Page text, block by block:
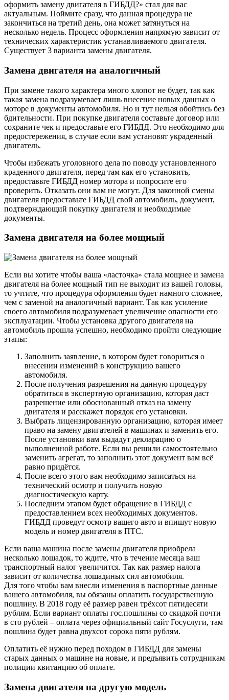
оформить замену двигателя в ГИБДД?» стал для вас
актуальным. Поймите сразу, что данная процедура не
закончиться на третий день, она может затянуться на
несколько недель. Процесс оформления напрямую зависит от
технических характеристик устанавливаемого двигателя.
Существует 3 варианта замены двигателя.
Замена двигателя на аналогичный
При замене такого характера много хлопот не будет, так как
такая замена подразумевает лишь внесение новых данных о
моторе в документы автомобиля. Но и тут нельзя обойтись без
бдительности. При покупке двигателя составьте договор или
сохраните чек и предоставьте его ГИБДД. Это необходимо для
предостережения, в случае если вам установят украденный
двигатель.
Чтобы избежать уголовного дела по поводу установленного
краденного двигателя, перед там как его установить,
предоставьте ГИБДД номер мотора и попросите его
проверить. Отказать они вам не могут. Для законной смены
двигателя предоставьте ГИБДД свой автомобиль, документ,
подтверждающий покупку двигателя и необходимые
документы.
Замена двигателя на более мощный
Если вы хотите чтобы ваша «ласточка» стала мощнее и замена
двигателя на более мощный тип не выходит из вашей головы,
то учтите, что процедура оформления будет намного сложнее,
чем с заменой на аналогичный вариант. Так как усиление
своего автомобиля подразумевает увеличение опасности его
эксплуатации. Чтобы установка другого двигателя на
автомобиль прошла успешно, необходимо пройти следующие
этапы:
Заполнить заявление, в котором будет говориться о
внесении изменений в конструкцию вашего
автомобиля.
После получения разрешения на данную процедуру
обратиться в экспертную организацию, которая даст
разрешение или обоснованный отказ на замену
двигателя и расскажет порядок его установки.
Выбрать лицензированную организацию, которая имеет
право на замену двигателей в машинах и заменить его.
После установки вам выдадут декларацию о
выполненной работе. Если вы решили самостоятельно
заменить агрегат, то заполнить этот документ вам всё
равно придётся.
После всего этого вам необходимо записаться на
технический осмотр и получить новую
диагностическую карту.
Последним этапом будет обращение в ГИБДД с
предоставлением всех необходимых документов.
ГИБДД проведут осмотр вашего авто и впишут новую
модель и номер двигателя в ПТС.
Если ваша машина после замены двигателя приобрела
несколько лошадок, то ждите, что в течение месяца ваш
транспортный налог увеличится. Так как размер налога
зависит от количества лошадиных сил автомобиля.
Для того чтобы вам внесли изменения в паспортные данные
вашего автомобиля, вы обязаны оплатить государственную
пошлину. В 2018 году её размер равен трёхсот пятидесяти
рублям. Если вариант оплаты гос.пошлины со скидкой почти
в сто рублей – оплата через официальный сайт Госуслуги, там
пошлина будет равна двухсот сорока пяти рублям.
Оплатить её нужно перед походом в ГИБДД для замены
старых данных о машине на новые, и предъявить сотрудникам
полиции квитанцию об оплате.
Замена двигателя на другую модель